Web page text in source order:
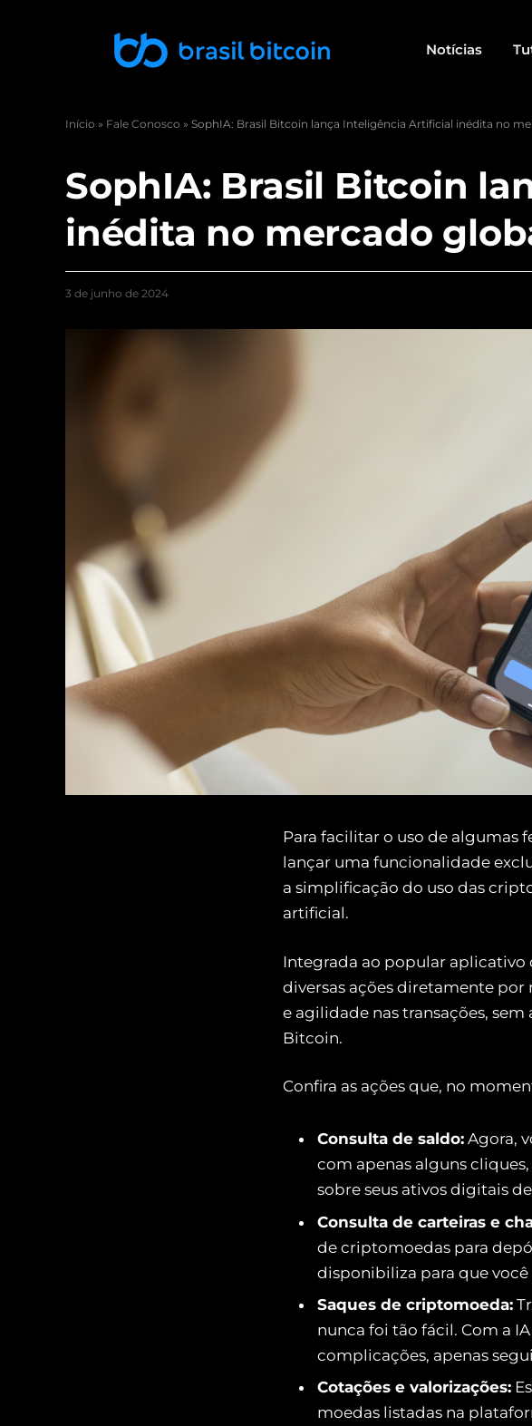
Notícias
Início » Fale Conosco » SophIA: Brasil Bitcoin lança Inteligência Artificial inédita no
SophIA: Brasil Bitcoin
inédita no mercado
3 de junho de 2024
Para facilitar o uso de algumas
lançar uma funcionalidade
a simplificação do uso das
artificial.
Integrada ao popular aplicativo
diversas ações diretamente
e agilidade nas transações,
Bitcoin.
Confira as ações que, no
Consulta de saldo: Agora,
com apenas alguns
sobre seus ativos digitais
Consulta de carteiras e
de criptomoedas para
disponibiliza para que você
Saques de criptomoeda:
nunca foi tão fácil. Com a
complicações, apenas
Cotações e valorizações:
moedas listadas na